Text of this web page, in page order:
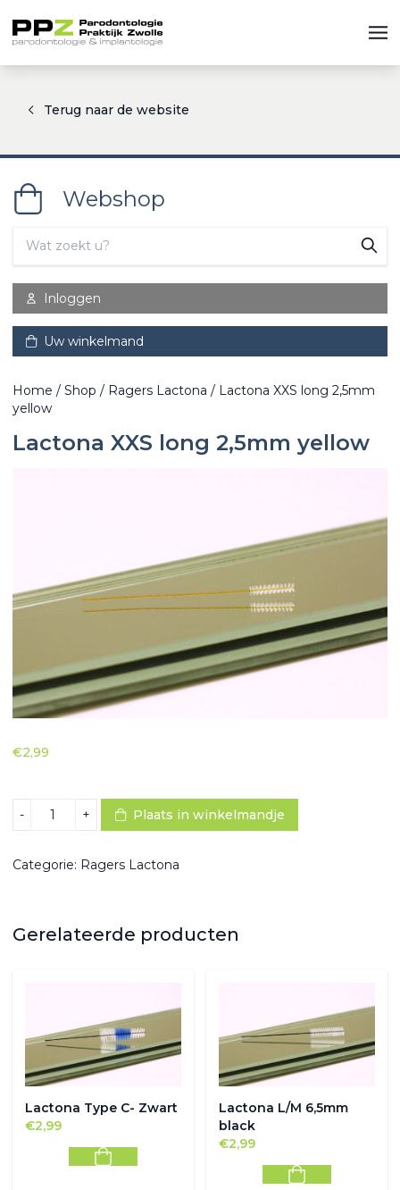
Terug naar de website
Webshop
Inloggen
Uw winkelmand
Home / Shop / Ragers Lactona / Lactona XXS long 2,5mm
yellow
Lactona XXS long 2,5mm yellow
€2,99
-
Lactona
2,5mm
+ Plaats in winkelmandje
Categorie: Ragers Lactona
Gerelateerde producten
Lactona Type C- Zwart
€2,99
Lactona L/M 6,5mm
black
€2,99